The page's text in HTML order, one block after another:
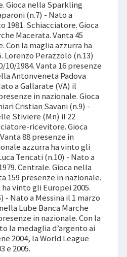
Gioca nella Sparkling
(n.7) - Nato a
1981. Schiacciatore. Gioca
Macerata. Vanta 45
Con la maglia azzurra ha
Lorenzo Perazzolo (n.13)
10/1984. Vanta 16 presenze
Antonveneta Padova
a Gallarate (VA) il
in nazionale. Gioca
Cristian Savani (n.9) -
Stiviere (Mn) il 22
ricevitore. Gioca
88 presenze in
azzurra ha vinto gli
Tencati (n.10) - Nato a
Centrale. Gioca nella
159 presenze in nazionale.
vinto gli Europei 2005.
- Nato a Messina il 1 marzo
Lube Banca Marche
in nazionale. Con la
la medaglia d’argento ai
2004, la World League
e 2005.